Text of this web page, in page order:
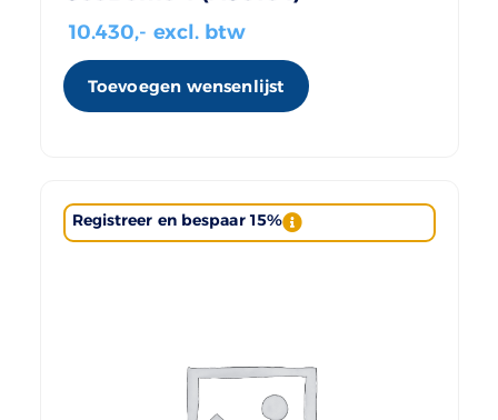
10.430,- excl. btw
Toevoegen wensenlijst
Registreer en bespaar 15%